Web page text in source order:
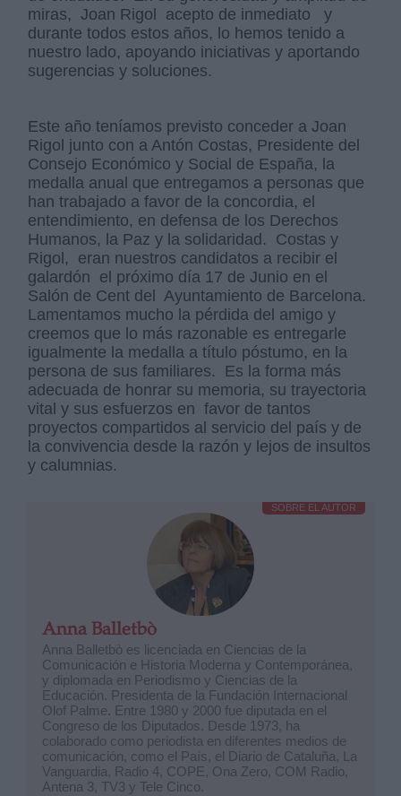
miras, Joan Rigol acepto de inmediato y
durante todos estos años, lo hemos tenido a
nuestro lado, apoyando iniciativas y aportando
sugerencias y soluciones.
Este año teníamos previsto conceder a Joan
Rigol junto con a Antón Costas, Presidente del
Consejo Económico y Social de España, la
medalla anual que entregamos a personas que
han trabajado a favor de la concordia, el
entendimiento, en defensa de los Derechos
Humanos, la Paz y la solidaridad. Costas y
Rigol, eran nuestros candidatos a recibir el
galardón el próximo día 17 de Junio en el
Salón de Cent del Ayuntamiento de Barcelona.
Lamentamos mucho la pérdida del amigo y
creemos que lo más razonable es entregarle
igualmente la medalla a título póstumo, en la
persona de sus familiares. Es la forma más
adecuada de honrar su memoria, su trayectoria
vital y sus esfuerzos en favor de tantos
proyectos compartidos al servicio del país y de
la convivencia desde la razón y lejos de insultos
y calumnias.
SOBRE EL AUTOR
Anna Balletbò
Anna Balletbò es licenciada en Ciencias de la
Comunicación e Historia Moderna y Contemporánea,
y diplomada en Periodismo y Ciencias de la
Educación. Presidenta de la Fundación Internacional
Olof Palme. Entre 1980 y 2000 fue diputada en el
Congreso de los Diputados. Desde 1973, ha
colaborado como periodista en diferentes medios de
comunicación, como el País, el Diario de Cataluña, La
Vanguardia, Radio 4, COPE, Ona Zero, COM Radio,
Antena 3, TV3 y Tele Cinco.